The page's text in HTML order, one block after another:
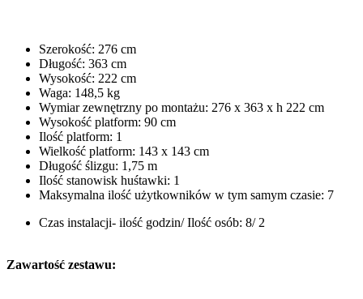
Szerokość: 276 cm
Długość: 363 cm
Wysokość: 222 cm
Waga: 148,5 kg
Wymiar zewnętrzny po montażu: 276 x 363 x h 222 cm
Wysokość platform: 90 cm
Ilość platform: 1
Wielkość platform: 143 x 143 cm
Długość ślizgu: 1,75 m
Ilość stanowisk huśtawki: 1
Maksymalna ilość użytkowników w tym samym czasie: 7
Czas instalacji- ilość godzin/ Ilość osób: 8/ 2
Zawartość zestawu: